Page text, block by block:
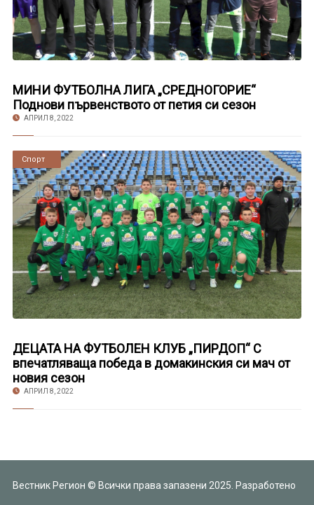
МИНИ ФУТБОЛНА ЛИГА „СРЕДНОГОРИЕ“
Поднови първенството от петия си сезон
АПРИЛ 8, 2022
Новини
Спорт
ДЕЦАТА НА ФУТБОЛЕН КЛУБ „ПИРДОП“ С
впечатляваща победа в домакинския си мач от
новия сезон
АПРИЛ 8, 2022
Вестник Регион © Всички права запазени 2025. Разработено